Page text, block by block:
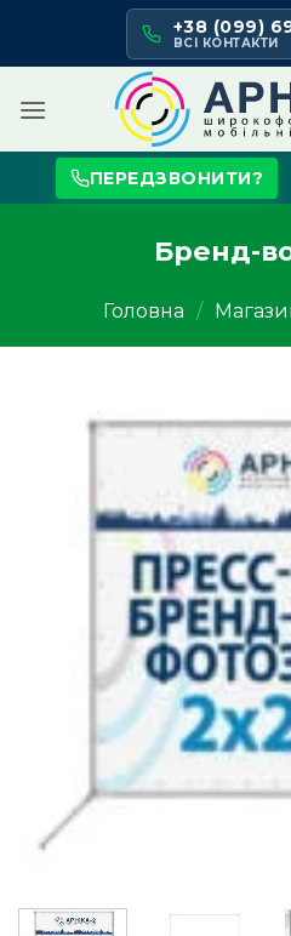
content
+38 (099)
ВСІ КОНТАКТИ
ПЕРЕДЗВОНИТИ?
Бренд-
Головна /